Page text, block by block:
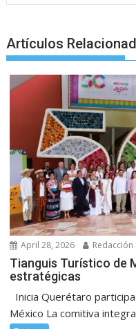
Artículos
April 28, 2026 Redacción
Tianguis Turístico de
estratégicas
Inicia Querétaro
México La comitiva